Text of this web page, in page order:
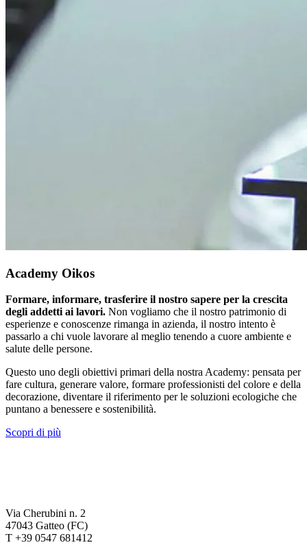
Academy Oikos
Formare, informare, trasferire il nostro sapere per la crescita
degli addetti ai lavori. Non vogliamo che il nostro patrimonio di
esperienze e conoscenze rimanga in azienda, il nostro intento è
passarlo a chi vuole lavorare al meglio tenendo a cuore ambiente e
salute delle persone.
Questo uno degli obiettivi primari della nostra Academy: pensata per
fare cultura, generare valore, formare professionisti del colore e della
decorazione, diventare il riferimento per le soluzioni ecologiche che
puntano a benessere e sostenibilità.
Scopri di più
Via Cherubini n. 2
47043 Gatteo (FC)
T +39 0547 681412